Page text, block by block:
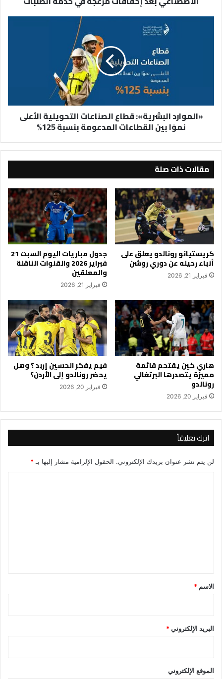
القطاعات
المدعومة
«الموارد البشرية»: قطاع الصناعات التحويلية الأعلى
نموًا بين القطاعات المدعومة بنسبة 125%
مقالات ذات صلة
كريستيانو رونالدو يعلق على
أنباء رحيله عن دوري روشن
فبراير 21, 2026
جدول مباريات اليوم السبت 21
فبراير 2026 والقنوات الناقلة
والمعلقين
فبراير 21, 2026
هاري كين يقتحم قائمة
مميزة يتصدرها البرتغالي
رونالدو
فبراير 20, 2026
فيم يفكر الحسين إربد ؟ وهل
يحضر رونالدو إلى الأردن؟
فبراير 20, 2026
اترك تعليقاً
لن يتم نشر عنوان بريدك الإلكتروني. الحقول الإلزامية مشار إليها بـ *
*
الاسم *
البريد الإلكتروني*
الموقع الإلكتروني